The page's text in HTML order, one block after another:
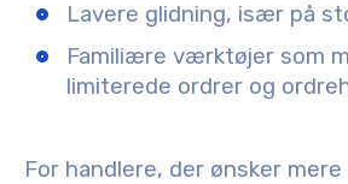
Lavere glidning, især på
Familiære værktøjer som
limiterede ordrer og
For handlere, der ønsker